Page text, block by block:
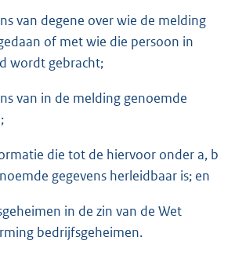
van degene over wie de melding
of met wie die persoon in
wordt gebracht;
van in de melding genoemde
die tot de hiervoor onder a, b
gegevens herleidbaar is; en
in de zin van de Wet
bedrijfsgeheimen.